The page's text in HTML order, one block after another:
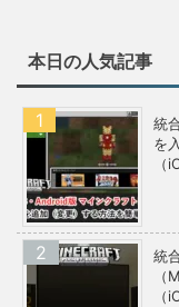
本日の人気記事
統
を
（
統
（